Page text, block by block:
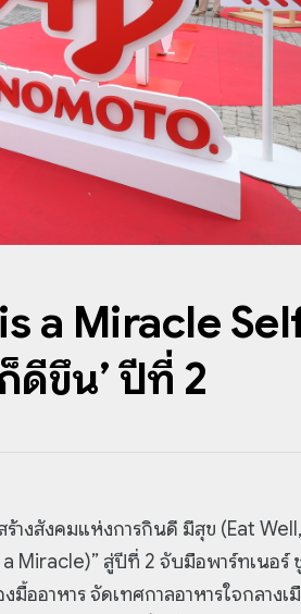
is a Miracle
ดีขึ้น’ ปีที่ 2
ร้างสังคมแห่งการกินดี มีสุข (Eat Well,
Miracle)” สู่ปีที่ 2 จับมือพาร์ทเนอร์
ออาหาร จัดเทศกาลอาหารใจกลางเ